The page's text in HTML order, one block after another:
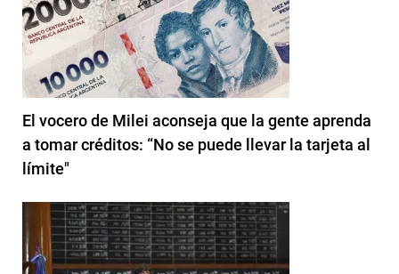
El vocero de Milei aconseja que la gente aprenda
a tomar créditos: “No se puede llevar la tarjeta al
límite"